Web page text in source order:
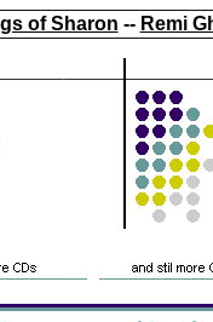
of Sharon -- Remi